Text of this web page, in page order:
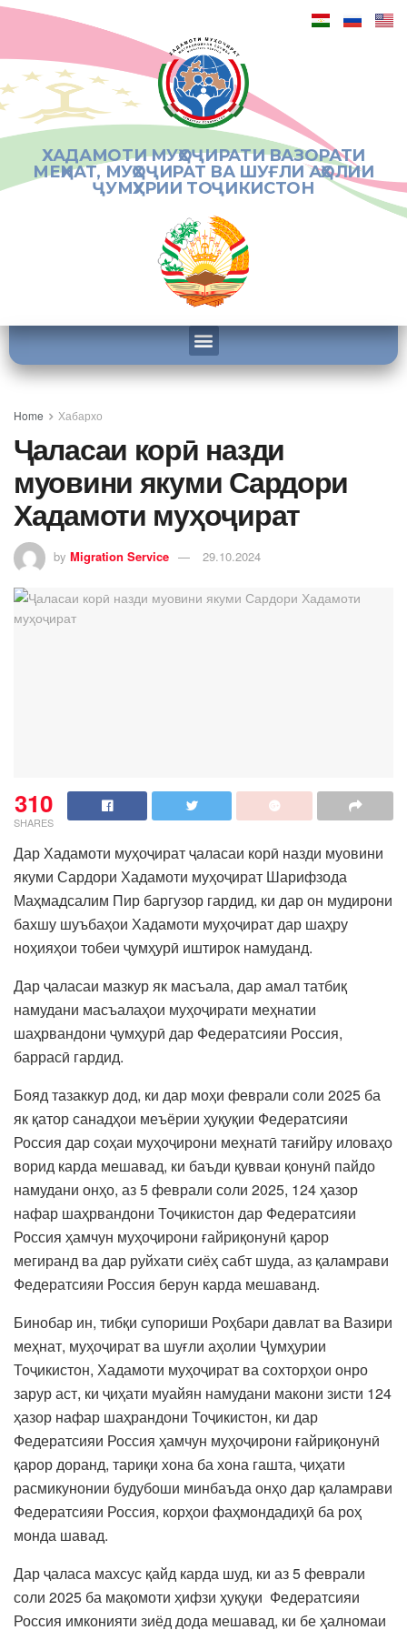
ХАДАМОТИ МУҲОҶИРАТИ ВАЗОРАТИ
МЕҲНАТ, МУҲОҶИРАТ ВА ШУҒЛИ АҲОЛИИ
ҶУМҲУРИИ ТОҶИКИСТОН
Home Хабархо
Ҷаласаи корӣ назди
муовини якуми Сардори
Хадамоти муҳоҷират
by Migration Service 29.10.2024
310
SHARES
Дар Хадамоти муҳоҷират ҷаласаи корӣ назди муовини
якуми Сардори Хадамоти муҳоҷират Шарифзода
Маҳмадсалим Пир баргузор гардид, ки дар он мудирони
бахшу шуъбаҳои Хадамоти муҳоҷират дар шаҳру
ноҳияҳои тобеи ҷумҳурӣ иштирок намуданд.
Дар ҷаласаи мазкур як масъала, дар амал татбиқ
намудани масъалаҳои муҳоҷирати меҳнатии
шаҳрвандони ҷумҳурӣ дар Федератсияи Россия,
баррасӣ гардид.
Бояд тазаккур дод, ки дар моҳи феврали соли 2025 ба
як қатор санадҳои меъёрии ҳуқуқии Федератсияи
Россия дар соҳаи муҳоҷирони меҳнатӣ тағийру иловаҳо
ворид карда мешавад, ки баъди қувваи қонунӣ пайдо
намудани онҳо, аз 5 феврали соли 2025, 124 ҳазор
нафар шаҳрвандони Тоҷикистон дар Федератсияи
Россия ҳамчун муҳоҷирони ғайриқонунӣ қарор
мегиранд ва дар руйхати сиёҳ сабт шуда, аз қаламрави
Федератсияи Россия берун карда мешаванд.
Бинобар ин, тибқи супориши Роҳбари давлат ва Вазири
меҳнат, муҳоҷират ва шуғли аҳолии Ҷумҳурии
Тоҷикистон, Хадамоти муҳоҷират ва сохторҳои онро
зарур аст, ки ҷиҳати муайян намудани макони зисти 124
ҳазор нафар шаҳрандони Тоҷикистон, ки дар
Федератсияи Россия ҳамчун муҳоҷирони ғайриқонунӣ
қарор доранд, тариқи хона ба хона гашта, ҷиҳати
расмикунонии будубоши минбаъда онҳо дар қаламрави
Федератсияи Россия, корҳои фаҳмондадиҳӣ ба роҳ
монда шавад.
Дар ҷаласа махсус қайд карда шуд, ки аз 5 феврали
соли 2025 ба мақомоти ҳифзи ҳуқуқи Федератсияи
Россия имконияти зиёд дода мешавад, ки бе ҳалномаи